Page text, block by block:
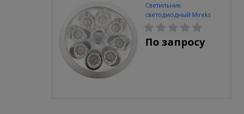
Светильник
светодиодный Mireks
С-310-80-S (5W/4000-
5000K/500lm/датчик
движения)
По запросу